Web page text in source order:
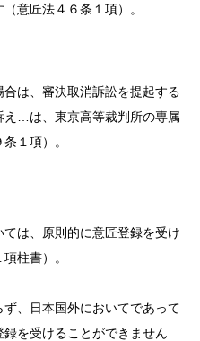
意匠法４６条１項）。
は、審決取消訴訟を提起する
え…は、東京高等裁判所の専属
１項）。
は、原則的に意匠登録を受け
柱書）。
、日本国外においてであって
を受けることができません